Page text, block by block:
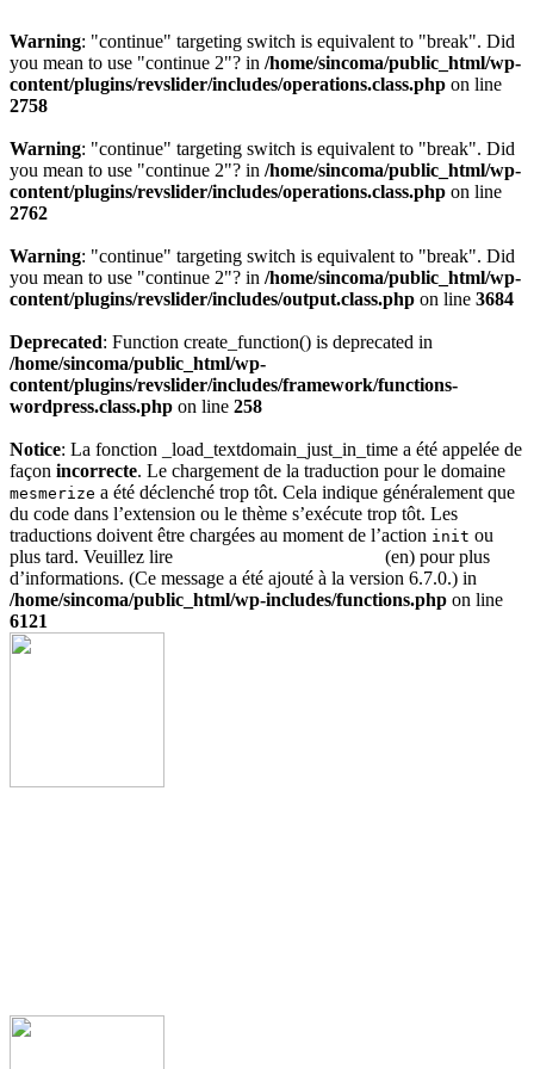
Warning: "continue" targeting switch is equivalent to "break". Did
you mean to use "continue 2"? in /home/sincoma/public_html/wp-
content/plugins/revslider/includes/operations.class.php on line
2758
Warning: "continue" targeting switch is equivalent to "break". Did
you mean to use "continue 2"? in /home/sincoma/public_html/wp-
content/plugins/revslider/includes/operations.class.php on line
2762
Warning: "continue" targeting switch is equivalent to "break". Did
you mean to use "continue 2"? in /home/sincoma/public_html/wp-
content/plugins/revslider/includes/output.class.php on line 3684
Deprecated: Function create_function() is deprecated in
/home/sincoma/public_html/wp-
content/plugins/revslider/includes/framework/functions-
wordpress.class.php on line 258
Notice: La fonction _load_textdomain_just_in_time a été appelée de
façon incorrecte. Le chargement de la traduction pour le domaine
mesmerize a été déclenché trop tôt. Cela indique généralement que
du code dans l’extension ou le thème s’exécute trop tôt. Les
traductions doivent être chargées au moment de l’action init ou
plus tard. Veuillez lire
(en) pour plus
d’informations. (Ce message a été ajouté à la version 6.7.0.) in
/home/sincoma/public_html/wp-includes/functions.php on line
6121